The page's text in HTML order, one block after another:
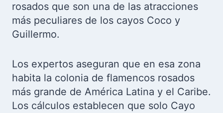
rosados que son una de las atracciones
más peculiares de los cayos Coco y
Guillermo.
Los expertos aseguran que en esa zona
habita la colonia de flamencos rosados
más grande de América Latina y el Caribe.
Los cálculos establecen que solo Cayo